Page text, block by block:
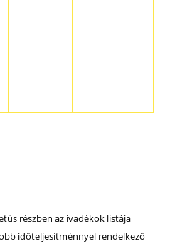
részben az ivadékok listája
időteljesítménnyel rendelkező